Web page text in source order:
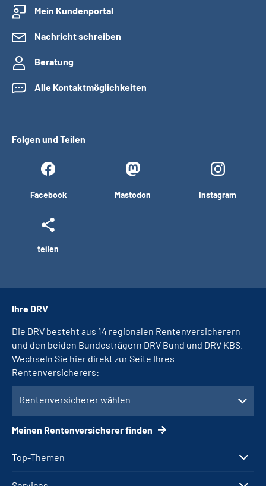
Mein Kundenportal
Nachricht schreiben
Beratung
Alle Kontaktmöglichkeiten
Folgen und Teilen
Facebook Mastodon Instagram
teilen
Top-Themen
Ihre DRV
Die DRV besteht aus 14 regionalen Rentenversicherern
und den beiden Bundesträgern DRV Bund und DRV KBS.
Wechseln Sie hier direkt zur Seite Ihres
Rentenversicherers:
Rentenversicherer wählen
Meinen Rentenversicherer finden